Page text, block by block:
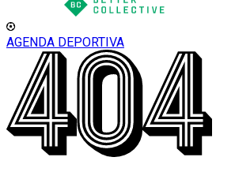
AGENDA DEPORTIVA